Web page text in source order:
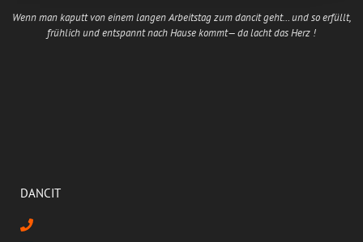
Wenn man kaputt von einem langen Arbeitstag zum dancit geht… und so erfüllt,
frühlich und entspannt nach Hause kommt— da lacht das Herz !
DANCIT